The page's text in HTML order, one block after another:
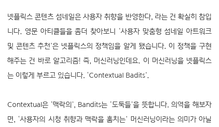
넷플릭스 콘텐츠 섬네일은 사용자 취향을 반영한다, 라는 건 확실히 참입
니다. 영문 아티클들을 좀더 찾아보니 ‘사용자 맞춤형 섬네일 아트워크
및 콘텐츠 추천’은 넷플릭스의 정책임을 알게 됐습니다. 이 정책을 구현
해주는 건 바로 알고리즘! 즉, 머신러닝인데요. 이 머신러닝을 넷플릭스
는 이렇게 부르고 있습니다. ‘Contextual Badits’.
Contextual은 ‘맥락의’, Bandits는 ‘도둑들’을 뜻합니다. 의역을 해보자
면, ‘사용자의 시청 취향과 맥락을 훔치는’ 머신러닝이라는 의미가 아닐